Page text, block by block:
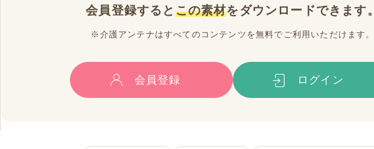
会員登録すると この素材をダウンロードできます。
※介護アンテナはすべてのコンテンツを無料でご利用いただけます。
会員登録 ログイン